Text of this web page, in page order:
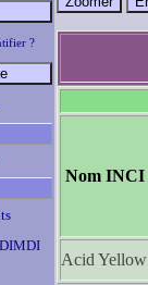
?
Nom INCI
Acid